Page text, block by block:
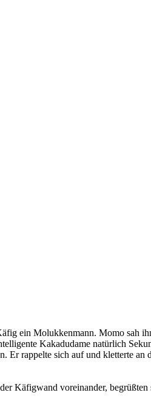
ein Molukkenmann. Momo sah
Kakadudame natürlich
Er rappelte sich auf und kletterte an
Käfigwand voreinander,